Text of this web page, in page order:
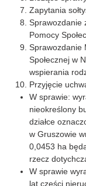
Zapytania
Sprawozdanie
Pomocy
Sprawozdanie
Społecznej w
wspierania
Przyjęcie
W sprawie:
nieokreślony
działce
w Gruszowie
0,0453 ha
rzecz
W sprawie
lat części